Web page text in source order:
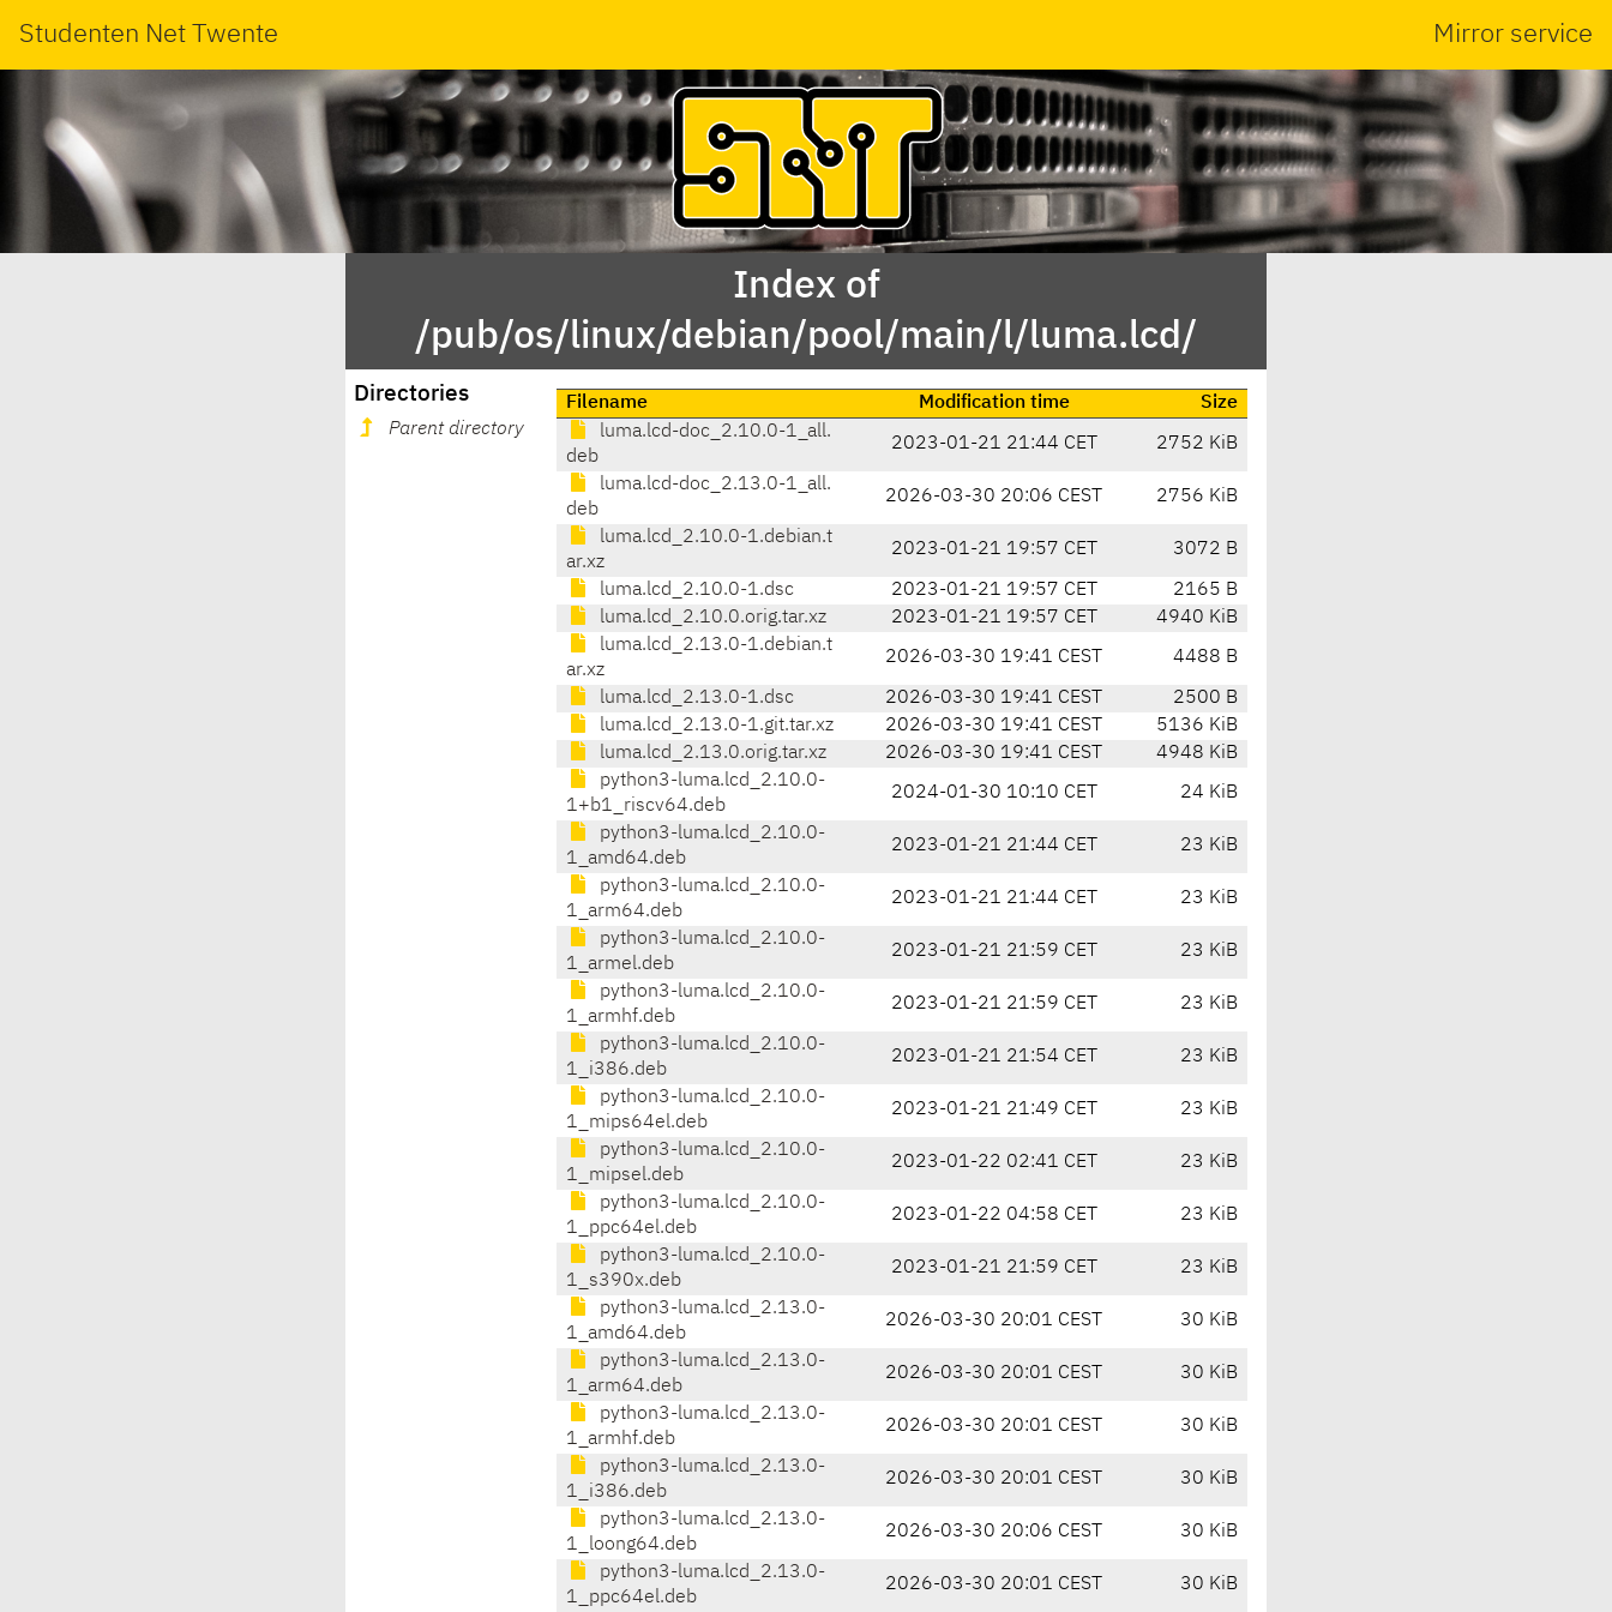
Studenten Net Twente Mirror service
Index of
/pub/os/linux/debian/pool/main/l/luma.lcd/
Directories
Parent directory
Filename Modification time
Size
luma.lcd-doc_2.10.0-1_all.
deb
2023-01-21 21:44 CET 2752 KiB
luma.lcd-doc_2.13.0-1_all.
deb
2026-03-30 20:06 CEST 2756 KiB
luma.lcd_2.10.0-1.debian.t
ar.xz
2023-01-21 19:57 CET 3072 B
luma.lcd_2.10.0-1.dsc 2023-01-21 19:57 CET
2165 B
luma.lcd_2.10.0.orig.tar.xz
2023-01-21 19:57 CET
4940 KiB
luma.lcd_2.13.0-1.debian.t
ar.xz
2026-03-30 19:41 CEST 4488 B
luma.lcd_2.13.0-1.dsc 2026-03-30 19:41 CEST
2500 B
luma.lcd_2.13.0-1.git.tar.xz
2026-03-30 19:41 CEST
5136 KiB
luma.lcd_2.13.0.orig.tar.xz
2026-03-30 19:41 CEST
4948 KiB
python3-luma.lcd_2.10.0-
1+b1_riscv64.deb
2024-01-30 10:10 CET 24 KiB
python3-luma.lcd_2.10.0-
1_amd64.deb
2023-01-21 21:44 CET 23 KiB
python3-luma.lcd_2.10.0-
1_arm64.deb
2023-01-21 21:44 CET 23 KiB
python3-luma.lcd_2.10.0-
1_armel.deb
2023-01-21 21:59 CET 23 KiB
python3-luma.lcd_2.10.0-
1_armhf.deb
2023-01-21 21:59 CET 23 KiB
python3-luma.lcd_2.10.0-
1_i386.deb
2023-01-21 21:54 CET 23 KiB
python3-luma.lcd_2.10.0-
1_mips64el.deb
2023-01-21 21:49 CET 23 KiB
python3-luma.lcd_2.10.0-
1_mipsel.deb
2023-01-22 02:41 CET 23 KiB
python3-luma.lcd_2.10.0-
1_ppc64el.deb
2023-01-22 04:58 CET 23 KiB
python3-luma.lcd_2.10.0-
1_s390x.deb
2023-01-21 21:59 CET 23 KiB
python3-luma.lcd_2.13.0-
1_amd64.deb
2026-03-30 20:01 CEST 30 KiB
python3-luma.lcd_2.13.0-
1_arm64.deb
2026-03-30 20:01 CEST 30 KiB
python3-luma.lcd_2.13.0-
1_armhf.deb
2026-03-30 20:01 CEST 30 KiB
python3-luma.lcd_2.13.0-
1_i386.deb
2026-03-30 20:01 CEST 30 KiB
python3-luma.lcd_2.13.0-
1_loong64.deb
2026-03-30 20:06 CEST 30 KiB
python3-luma.lcd_2.13.0-
1_ppc64el.deb
2026-03-30 20:01 CEST 30 KiB